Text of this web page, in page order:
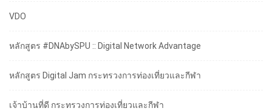
VDO
หลักสูตร #DNAbySPU :: Digital Network Advantage
หลักสูตร Digital Jam กระทรวงการท่องเที่ยวและกีฬา
เจ้าบ้านที่ดี กระทรวงการท่องเที่ยวและกีฬา